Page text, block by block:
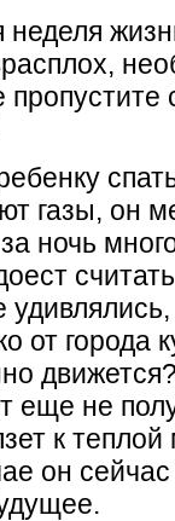
неделя
газы, он
ночь
от города
еще не
к теплой
он сейчас